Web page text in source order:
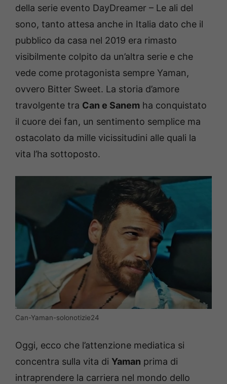
della serie evento DayDreamer – Le ali del
sono, tanto attesa anche in Italia dato che il
pubblico da casa nel 2019 era rimasto
visibilmente colpito da un’altra serie e che
vede come protagonista sempre Yaman,
ovvero Bitter Sweet. La storia d’amore
travolgente tra Can e Sanem ha conquistato
il cuore dei fan, un sentimento semplice ma
ostacolato da mille vicissitudini alle quali la
vita l’ha sottoposto.
Can-Yaman-solonotizie24
Oggi, ecco che l’attenzione mediatica si
concentra sulla vita di Yaman prima di
intraprendere la carriera nel mondo dello